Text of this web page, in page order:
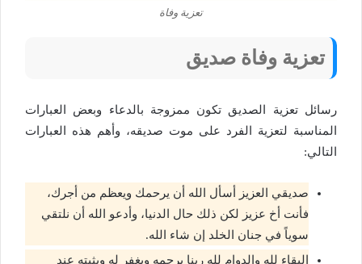
تعزية وفاة
تعزية وفاة صديق
رسائل تعزية الصديق تكون ممزوجة بالدعاء وبعض العبارات
المناسبة لتعزية الفرد على موت صديقه، وأهم هذه العبارات
التالي:
صديقي العزيز أسأل الله أن يرحمك ويعظم من أجرك،
فأنت أخ عزيز لكن ذلك حال الدنيا، وأدعو الله أن نلتقي
سوياً في جنان الخلد إن شاء الله.
البقاء لله والدوام لله ربنا يرحمه ويغفر له ويثبته عند